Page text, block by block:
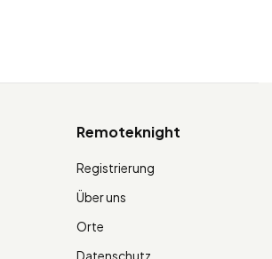
Remoteknight
Registrierung
Über uns
Orte
Datenschutz